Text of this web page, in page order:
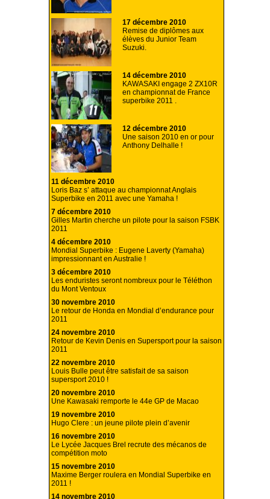
17 décembre 2010
Remise de diplômes aux
élèves du Junior Team
Suzuki.
14 décembre 2010
KAWASAKI engage 2 ZX10R
en championnat de France
superbike 2011 .
12 décembre 2010
Une saison 2010 en or pour
Anthony Delhalle !
11 décembre 2010
Loris Baz s’ attaque au championnat Anglais
Superbike en 2011 avec une Yamaha !
7 décembre 2010
Gilles Martin cherche un pilote pour la saison FSBK
2011
4 décembre 2010
Mondial Superbike : Eugene Laverty (Yamaha)
impressionnant en Australie !
3 décembre 2010
Les enduristes seront nombreux pour le Téléthon
du Mont Ventoux
30 novembre 2010
Le retour de Honda en Mondial d’endurance pour
2011
24 novembre 2010
Retour de Kevin Denis en Supersport pour la saison
2011
22 novembre 2010
Louis Bulle peut être satisfait de sa saison
supersport 2010 !
20 novembre 2010
Une Kawasaki remporte le 44e GP de Macao
19 novembre 2010
Hugo Clere : un jeune pilote plein d’avenir
16 novembre 2010
Le Lycée Jacques Brel recrute des mécanos de
compétition moto
15 novembre 2010
Maxime Berger roulera en Mondial Superbike en
2011 !
14 novembre 2010